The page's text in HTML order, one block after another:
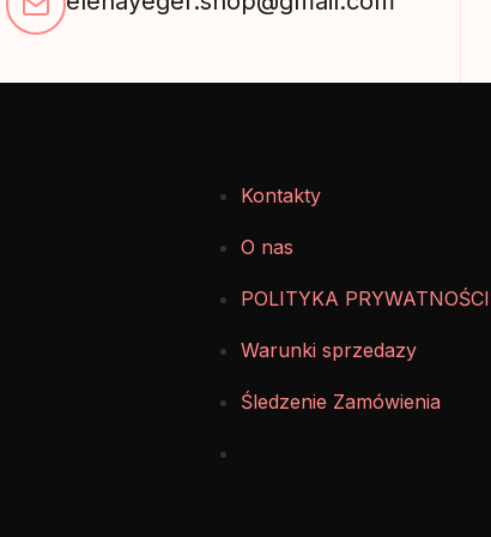
Kontakty
O nas
POLITYKA PRYWATNOŚCI
Warunki sprzedazy
Śledzenie Zamówienia